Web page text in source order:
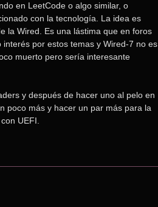
en LeetCode o algo similar, o
con la tecnología. La idea es
la Wired. Es una lástima que en foros
por estos temas y Wired-7 no es
muerto pero sería interesante
y después de hacer uno al pelo en
poco más y hacer un par más para la
UEFI.